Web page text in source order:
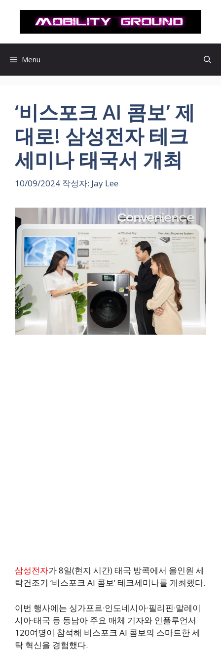
로
Menu
‘비스포크 AI 콤보’ 제
대로! 삼성전자 테크
세미나 태국서 개최
10/09/2024 작성자: Jay Lee
삼성전자가 8일(현지 시간) 태국 방콕에서 올인원 세
탁건조기 ‘비스포크 AI 콤보’ 테크세미나를 개최했다.
이번 행사에는 싱가포르·인도네시아·필리핀·말레이
시아·태국 등 동남아 주요 매체 기자와 인플루언서
120여명이 참석해 비스포크 AI 콤보의 스마트한 세
탁 혁신을 경험했다.